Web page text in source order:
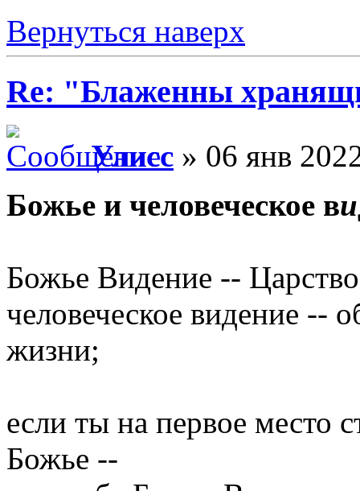
Вернуться наверх
Re: "Блаженны
Улисс » 06 янв
Божье и человеческое ви
Божье Видение --
человеческое видение --
жизни;
если ты на первое место
Божье --